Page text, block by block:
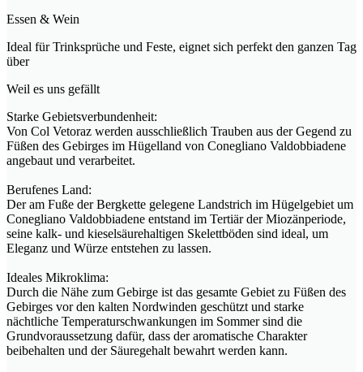
Essen & Wein
Ideal für Trinksprüche und Feste, eignet sich perfekt den ganzen Tag
über
Weil es uns gefällt
Starke Gebietsverbundenheit:
Von Col Vetoraz werden ausschließlich Trauben aus der Gegend zu
Füßen des Gebirges im Hügelland von Conegliano Valdobbiadene
angebaut und verarbeitet.
Berufenes Land:
Der am Fuße der Bergkette gelegene Landstrich im Hügelgebiet um
Conegliano Valdobbiadene entstand im Tertiär der Miozänperiode,
seine kalk- und kieselsäurehaltigen Skelettböden sind ideal, um
Eleganz und Würze entstehen zu lassen.
Ideales Mikroklima:
Durch die Nähe zum Gebirge ist das gesamte Gebiet zu Füßen des
Gebirges vor den kalten Nordwinden geschützt und starke
nächtliche Temperaturschwankungen im Sommer sind die
Grundvoraussetzung dafür, dass der aromatische Charakter
beibehalten und der Säuregehalt bewahrt werden kann.